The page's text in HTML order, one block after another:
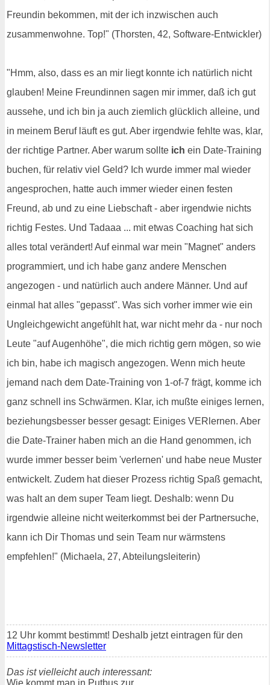
Freundin bekommen, mit der ich inzwischen auch
zusammenwohne. Top!" (Thorsten, 42, Software-Entwickler)
"Hmm, also, dass es an mir liegt konnte ich natürlich nicht
glauben! Meine Freundinnen sagen mir immer, daß ich gut
aussehe, und ich bin ja auch ziemlich glücklich alleine, und
in meinem Beruf läuft es gut. Aber irgendwie fehlte was, klar,
der richtige Partner. Aber warum sollte ich ein Date-Training
buchen, für relativ viel Geld? Ich wurde immer mal wieder
angesprochen, hatte auch immer wieder einen festen
Freund, ab und zu eine Liebschaft - aber irgendwie nichts
richtig Festes. Und Tadaaa ... mit etwas Coaching hat sich
alles total verändert! Auf einmal war mein "Magnet" anders
programmiert, und ich habe ganz andere Menschen
angezogen - und natürlich auch andere Männer. Und auf
einmal hat alles "gepasst". Was sich vorher immer wie ein
Ungleichgewicht angefühlt hat, war nicht mehr da - nur noch
Leute "auf Augenhöhe", die mich richtig gern mögen, so wie
ich bin, habe ich magisch angezogen. Wenn mich heute
jemand nach dem Date-Training von 1-of-7 frägt, komme ich
ganz schnell ins Schwärmen. Klar, ich mußte einiges lernen,
beziehungsbesser besser gesagt: Einiges VERlernen. Aber
die Date-Trainer haben mich an die Hand genommen, ich
wurde immer besser beim 'verlernen' und habe neue Muster
entwickelt. Zudem hat dieser Prozess richtig Spaß gemacht,
was halt an dem super Team liegt. Deshalb: wenn Du
irgendwie alleine nicht weiterkommst bei der Partnersuche,
kann ich Dir Thomas und sein Team nur wärmstens
empfehlen!" (Michaela, 27, Abteilungsleiterin)
12 Uhr kommt bestimmt! Deshalb jetzt eintragen für den
Mittagstisch-Newsletter
Das ist vielleicht auch interessant:
Wie kommt man in Putbus zur